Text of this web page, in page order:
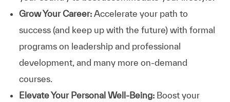
Grow Your Career: Accelerate your path to
success (and keep up with the future) with formal
programs on leadership and professional
development, and many more on-demand
courses.
Elevate Your Personal Well-Being:Boost your